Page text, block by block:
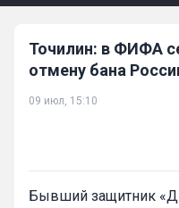
Точилин: в ФИФА
отмену бана
09 июл, 15:10
Бывший защитник